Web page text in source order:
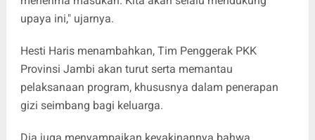
upaya ini," ujarnya.
Hesti Haris menambahkan, Tim Penggerak PKK
Provinsi Jambi akan turut serta memantau
pelaksanaan program, khususnya dalam penerapan
gizi seimbang bagi keluarga.